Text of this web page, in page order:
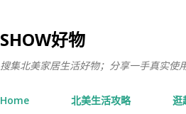
SHOW好物
搜集北美家居生活好物；分享一手真实使
Home 北美生活攻略 逛